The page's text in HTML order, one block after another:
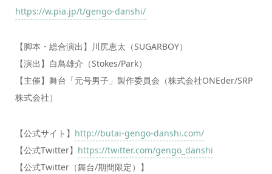
https://w.pia.jp/t/gengo-danshi/
【脚本・総合演出】川尻恵太（SUGARBOY）
【演出】白鳥雄介（Stokes/Park）
【主催】舞台「元号男子」製作委員会（株式会社ONEder/SRP
株式会社）
【公式サイト】 http://butai-gengo-danshi.com/
【公式Twitter】 https://twitter.com/gengo_danshi
【公式Twitter（舞台/期間限定）】